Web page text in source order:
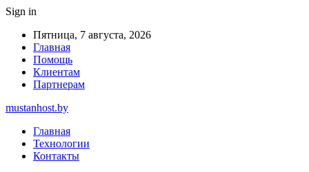
Sign in
Пятница, 7 августа, 2026
Главная
Помощь
Клиентам
Партнерам
mustanhost.by
Главная
Технологии
Контакты